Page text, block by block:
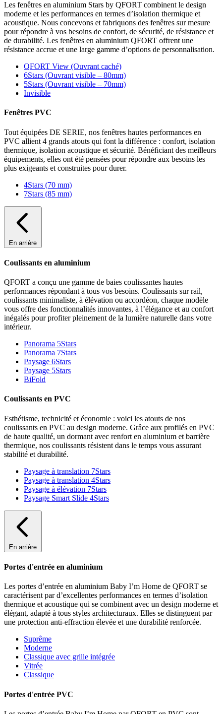
Les fenêtres en aluminium Stars by QFORT combinent le design
moderne et les performances en termes d’isolation thermique et
acoustique. Nous concevons et fabriquons des fenêtres sur mesure
pour répondre à vos besoins de confort, de sécurité, de résistance et
de durabilité. Les fenêtres en aluminium QFORT offrent une
résistance accrue et une large gamme d’options de personnalisation.
QFORT View (Ouvrant caché)
6Stars (Ouvrant visible – 80mm)
5Stars (Ouvrant visible – 70mm)
Invisible
Fenêtres PVC
Tout équipées DE SERIE, nos fenêtres hautes performances en
PVC allient 4 grands atouts qui font la différence : confort, isolation
thermique, isolation acoustique et sécurité. Bénéficiant des meilleurs
équipements, elles ont été pensées pour répondre aux besoins les
plus exigeants et construites pour durer.
4Stars (70 mm)
7Stars (85 mm)
En arrière
Coulissants en aluminium
QFORT a conçu une gamme de baies coulissantes hautes
performances répondant à tous vos besoins. Coulissants sur rail,
coulissants minimaliste, à élévation ou accordéon, chaque modèle
vous offre des fonctionnalités innovantes, à l’élégance et au confort
inégalés pour profiter pleinement de la lumière naturelle dans votre
intérieur.
Panorama 5Stars
Panorama 7Stars
Paysage 6Stars
Paysage 5Stars
BiFold
Coulissants en PVC
Esthétisme, technicité et économie : voici les atouts de nos
coulissants en PVC au design moderne. Grâce aux profilés en PVC
de haute qualité, un dormant avec renfort en aluminium et barrière
thermique, nos coulissants résistent dans le temps vous assurant
stabilité et durabilité.
Paysage à translation 7Stars
Paysage à translation 4Stars
Paysage à élévation 7Stars
Paysage Smart Slide 4Stars
En arrière
Portes d'entrée en aluminium
Les portes d’entrée en aluminium Baby I’m Home de QFORT se
caractérisent par d’excellentes performances en termes d’isolation
thermique et acoustique qui se combinent avec un design moderne et
élégant, adapté à tous styles architecturaux. Elles se distinguent par
une protection anti-effraction élevée et une durabilité renforcée.
Suprême
Moderne
Classique avec grille intégrée
Vitrée
Classique
Portes d'entrée PVC